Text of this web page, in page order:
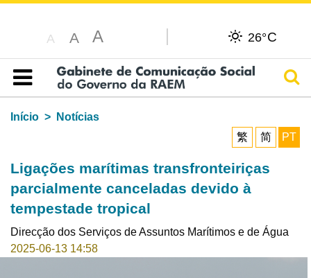
A A A 26°C
Índice
Início
Notícias
繁
简 PT
Ligações marítimas transfronteiriças
parcialmente canceladas devido à
tempestade tropical
Direcção dos Serviços de Assuntos Marítimos e de Água
2025-06-13 14:58